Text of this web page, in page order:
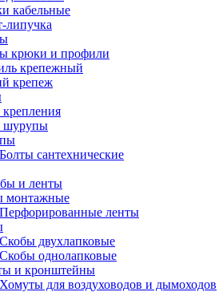
кабельные
липучка
крюки и профили
крепежный
крепеж
шурупы
Болты сантехнические
и ленты
монтажные
Перфорированные ленты
Скобы двухлапковые
Скобы однолапковые
и кронштейны
Хомуты для воздуховодов и дымоходов